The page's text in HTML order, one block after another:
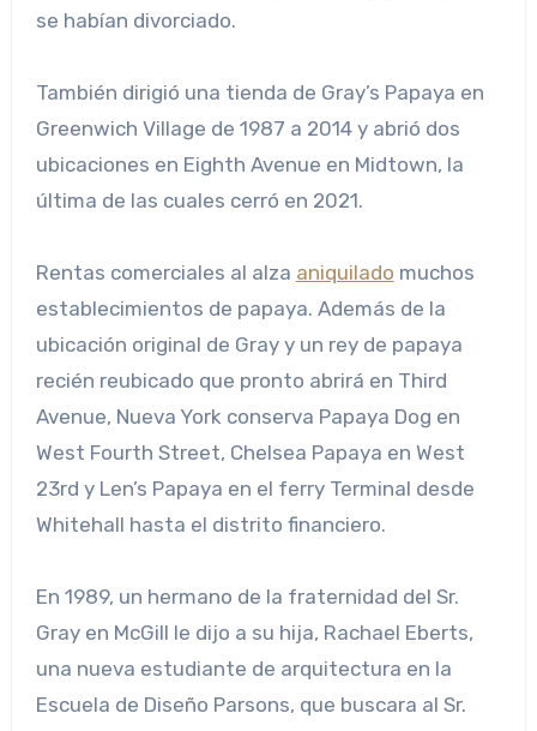
se habían divorciado.
También dirigió una tienda de Gray’s Papaya en
Greenwich Village de 1987 a 2014 y abrió dos
ubicaciones en Eighth Avenue en Midtown, la
última de las cuales cerró en 2021.
Rentas comerciales al alza aniquilado muchos
establecimientos de papaya. Además de la
ubicación original de Gray y un rey de papaya
recién reubicado que pronto abrirá en Third
Avenue, Nueva York conserva Papaya Dog en
West Fourth Street, Chelsea Papaya en West
23rd y Len’s Papaya en el ferry Terminal desde
Whitehall hasta el distrito financiero.
En 1989, un hermano de la fraternidad del Sr.
Gray en McGill le dijo a su hija, Rachael Eberts,
una nueva estudiante de arquitectura en la
Escuela de Diseño Parsons, que buscara al Sr.